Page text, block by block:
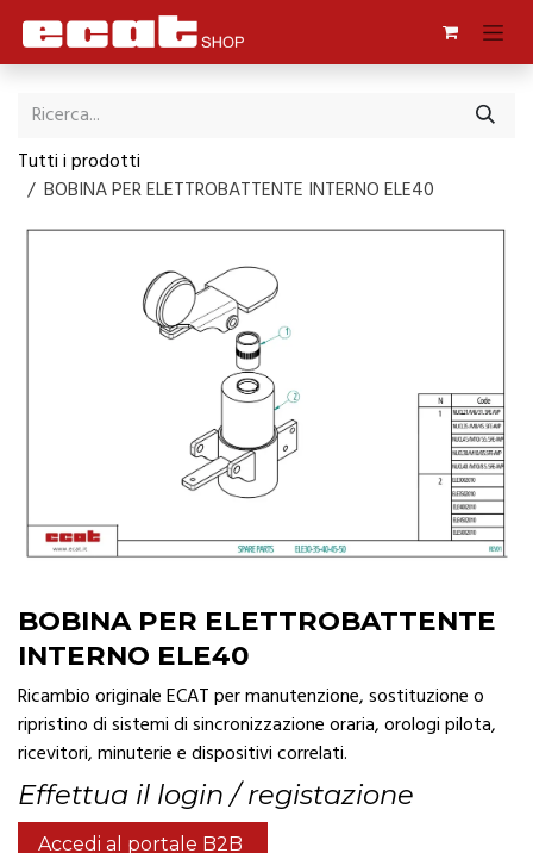
Passa al contenuto
Tutti i prodotti
BOBINA PER ELETTROBATTENTE INTERNO ELE40
BOBINA PER ELETTROBATTENTE
INTERNO ELE40
Ricambio originale ECAT per manutenzione, sostituzione o
ripristino di sistemi di sincronizzazione oraria, orologi pilota,
ricevitori, minuterie e dispositivi correlati.
Effettua il login / registazione
Accedi al portale B2B